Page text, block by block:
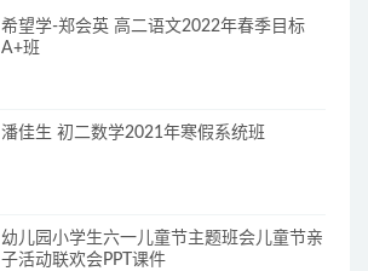
希望学-郑会英 高二语文2022年春季目标
A+班
潘佳生 初二数学2021年寒假系统班
幼儿园小学生六一儿童节主题班会儿童节亲
子活动联欢会PPT课件